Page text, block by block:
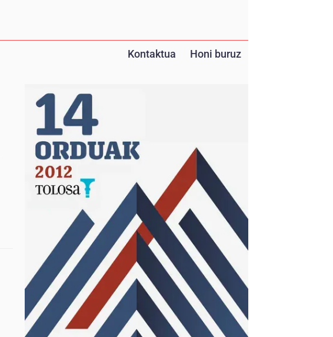
Kontaktua Honi buruz